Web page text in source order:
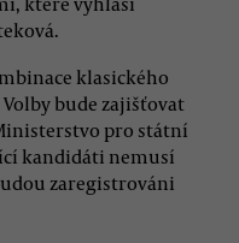
klasického
bude zajišťovat
pro státní
kandidáti nemusí
zaregistrováni